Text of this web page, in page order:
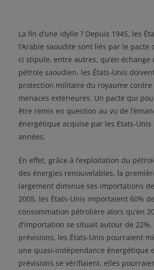
La fin d’une idylle ? Depuis 1945, les
l’Arabie saoudite sont liés par le pacte
ci stipule, entre autres, qu’en échange
pétrole saoudien, les États-Unis
protection militaire du royaume contre
menaces extérieures. Un pacte qui
être remis en question au vu de
énergétique acquise par les Etats-Unis
années.
En effet, grâce à l’exploitation du
des énergies renouvelables, la
largement diminué ses importations
2005, les États-Unis importaient 60%
consommation pétrolière alors qu’en
d’importation se situait autour de
prévisions, les États-Unis pourraient
une quasi-indépendance énergétique
prévisions se vérifiaient, elles